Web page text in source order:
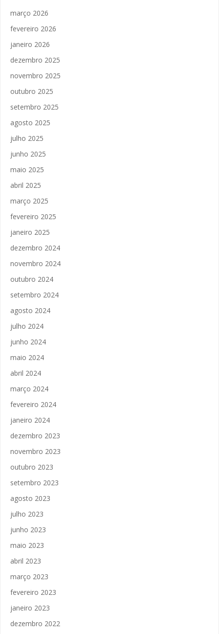
março 2026
fevereiro 2026
janeiro 2026
dezembro 2025
novembro 2025
outubro 2025
setembro 2025
agosto 2025
julho 2025
junho 2025
maio 2025
abril 2025
março 2025
fevereiro 2025
janeiro 2025
dezembro 2024
novembro 2024
outubro 2024
setembro 2024
agosto 2024
julho 2024
junho 2024
maio 2024
abril 2024
março 2024
fevereiro 2024
janeiro 2024
dezembro 2023
novembro 2023
outubro 2023
setembro 2023
agosto 2023
julho 2023
junho 2023
maio 2023
abril 2023
março 2023
fevereiro 2023
janeiro 2023
dezembro 2022